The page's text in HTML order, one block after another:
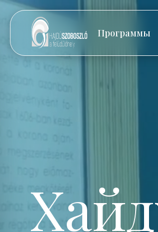
Программы